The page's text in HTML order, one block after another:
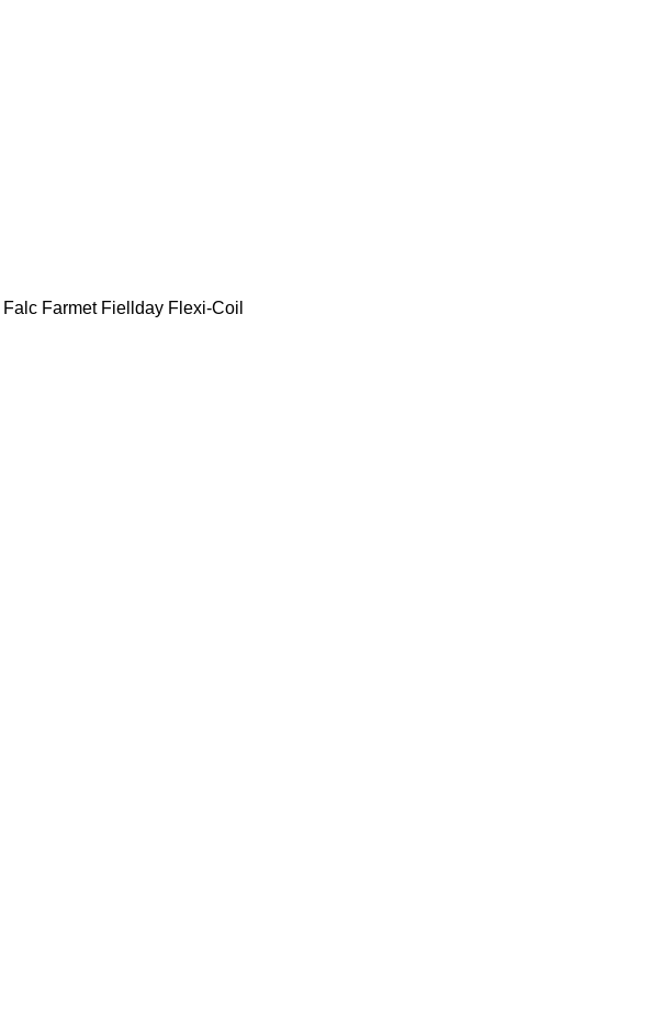
Falc Farmet Fiellday Flexi-Coil